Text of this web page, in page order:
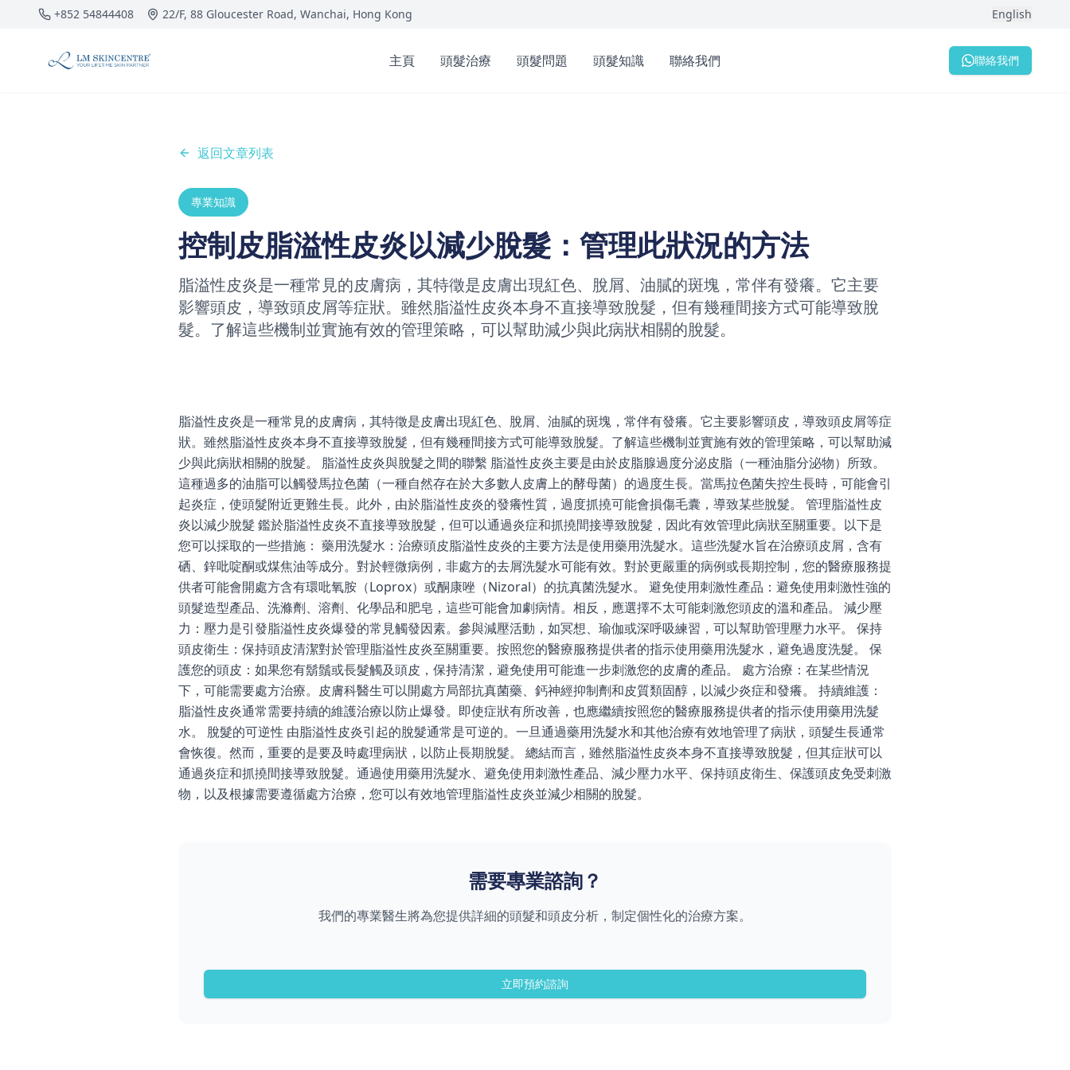
跳到主要內容+852 54844408 22/F, 88 Gloucester Road, Wanchai, Hong Kong English
主頁 頭髮治療 頭髮問題 頭髮知識 聯絡我們 聯絡我們
返回文章列表
專業知識
控制皮脂溢性皮炎以減少脫髮：管理此狀況的方法
脂溢性皮炎是一種常見的皮膚病，其特徵是皮膚出現紅色、脫屑、油膩的斑塊，常伴有發癢。它主要
影響頭皮，導致頭皮屑等症狀。雖然脂溢性皮炎本身不直接導致脫髮，但有幾種間接方式可能導致脫
髮。了解這些機制並實施有效的管理策略，可以幫助減少與此病狀相關的脫髮。
脂溢性皮炎是一種常見的皮膚病，其特徵是皮膚出現紅色、脫屑、油膩的斑塊，常伴有發癢。它主要影響頭皮，導致頭皮屑等症
狀。雖然脂溢性皮炎本身不直接導致脫髮，但有幾種間接方式可能導致脫髮。了解這些機制並實施有效的管理策略，可以幫助減
少與此病狀相關的脫髮。 脂溢性皮炎與脫髮之間的聯繫 脂溢性皮炎主要是由於皮脂腺過度分泌皮脂（一種油脂分泌物）所致。
這種過多的油脂可以觸發馬拉色菌（一種自然存在於大多數人皮膚上的酵母菌）的過度生長。當馬拉色菌失控生長時，可能會引
起炎症，使頭髮附近更難生長。此外，由於脂溢性皮炎的發癢性質，過度抓撓可能會損傷毛囊，導致某些脫髮。 管理脂溢性皮
炎以減少脫髮 鑑於脂溢性皮炎不直接導致脫髮，但可以通過炎症和抓撓間接導致脫髮，因此有效管理此病狀至關重要。以下是
您可以採取的一些措施： 藥用洗髮水：治療頭皮脂溢性皮炎的主要方法是使用藥用洗髮水。這些洗髮水旨在治療頭皮屑，含有
硒、鋅吡啶酮或煤焦油等成分。對於輕微病例，非處方的去屑洗髮水可能有效。對於更嚴重的病例或長期控制，您的醫療服務提
供者可能會開處方含有環吡氧胺（Loprox）或酮康唑（Nizoral）的抗真菌洗髮水。 避免使用刺激性產品：避免使用刺激性強的
頭髮造型產品、洗滌劑、溶劑、化學品和肥皂，這些可能會加劇病情。相反，應選擇不太可能刺激您頭皮的溫和產品。 減少壓
力：壓力是引發脂溢性皮炎爆發的常見觸發因素。參與減壓活動，如冥想、瑜伽或深呼吸練習，可以幫助管理壓力水平。 保持
頭皮衛生：保持頭皮清潔對於管理脂溢性皮炎至關重要。按照您的醫療服務提供者的指示使用藥用洗髮水，避免過度洗髮。 保
護您的頭皮：如果您有鬍鬚或長髮觸及頭皮，保持清潔，避免使用可能進一步刺激您的皮膚的產品。 處方治療：在某些情況
下，可能需要處方治療。皮膚科醫生可以開處方局部抗真菌藥、鈣神經抑制劑和皮質類固醇，以減少炎症和發癢。 持續維護：
脂溢性皮炎通常需要持續的維護治療以防止爆發。即使症狀有所改善，也應繼續按照您的醫療服務提供者的指示使用藥用洗髮
水。 脫髮的可逆性 由脂溢性皮炎引起的脫髮通常是可逆的。一旦通過藥用洗髮水和其他治療有效地管理了病狀，頭髮生長通常
會恢復。然而，重要的是要及時處理病狀，以防止長期脫髮。 總結而言，雖然脂溢性皮炎本身不直接導致脫髮，但其症狀可以
通過炎症和抓撓間接導致脫髮。通過使用藥用洗髮水、避免使用刺激性產品、減少壓力水平、保持頭皮衛生、保護頭皮免受刺激
物，以及根據需要遵循處方治療，您可以有效地管理脂溢性皮炎並減少相關的脫髮。
需要專業諮詢？
我們的專業醫生將為您提供詳細的頭髮和頭皮分析，制定個性化的治療方案。
立即預約諮詢